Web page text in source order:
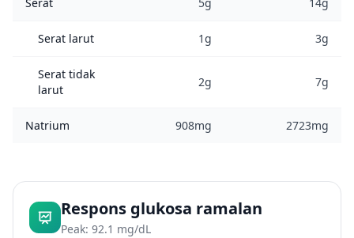
Serat larut 1g 3g
Serat tidak
larut
2g 7g
Natrium 908mg 2723mg
Respons glukosa ramalan
Peak: 92.1 mg/dL